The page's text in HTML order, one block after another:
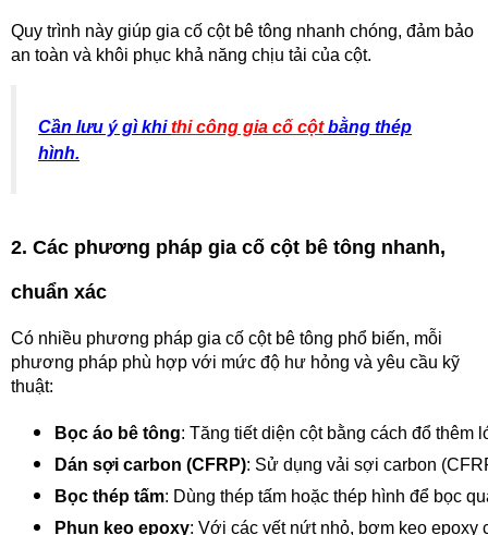
Quy trình này giúp gia cố cột bê tông nhanh chóng, đảm bảo
an toàn và khôi phục khả năng chịu tải của cột.
Cần lưu ý gì khithi công gia cố cộtbằng thép
hình.
2. Các phương pháp gia cố cột bê tông nhanh,
chuẩn xác
Có nhiều phương pháp gia cố cột bê tông phổ biến, mỗi
phương pháp phù hợp với mức độ hư hỏng và yêu cầu kỹ
thuật:
Bọc áo bê tông: Tăng tiết diện cột bằng cách đổ thêm
Dán sợi carbon (CFRP): Sử dụng vải sợi carbon
Bọc thép tấm: Dùng thép tấm hoặc thép hình để bọc
Phun keo epoxy: Với các vết nứt nhỏ, bơm keo epoxy